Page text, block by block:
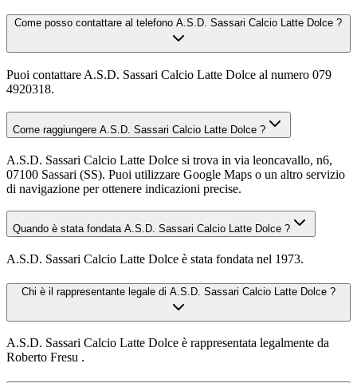
Come posso contattare al telefono A.S.D. Sassari Calcio Latte Dolce ?
Puoi contattare A.S.D. Sassari Calcio Latte Dolce al numero 079
4920318.
Come raggiungere A.S.D. Sassari Calcio Latte Dolce ?
A.S.D. Sassari Calcio Latte Dolce si trova in via leoncavallo, n6,
07100 Sassari (SS). Puoi utilizzare Google Maps o un altro servizio
di navigazione per ottenere indicazioni precise.
Quando è stata fondata A.S.D. Sassari Calcio Latte Dolce ?
A.S.D. Sassari Calcio Latte Dolce è stata fondata nel 1973.
Chi è il rappresentante legale di A.S.D. Sassari Calcio Latte Dolce ?
A.S.D. Sassari Calcio Latte Dolce è rappresentata legalmente da
Roberto Fresu .